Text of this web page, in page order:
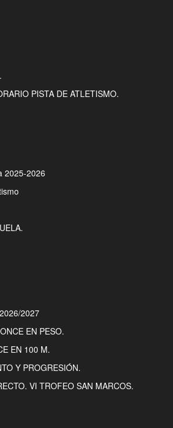
PISTA DE ATLETISMO.
2025-2026
2027
EN PESO.
EN 100 M.
Y PROGRESIÓN.
VI TROFEO SAN MARCOS.